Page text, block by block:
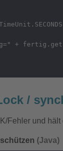
+
/
Fehler und
(Java)